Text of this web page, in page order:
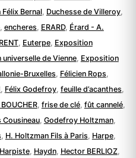
Félix Bernal, Duchesse de Villeroy,
, encheres, ERARD, Érard - A.
, Euterpe, Exposition
de Vienne, Exposition
Bruxelles, Félicien Rops,
, Félix Godefroy, feuille d’acanthes,
, frise de clé, fût cannelé,
Cousineau, Godefroy Holtzman,
, H. Holtzman Fils à Paris, Harpe,
Harpiste, Haydn, Hector BERLIOZ,